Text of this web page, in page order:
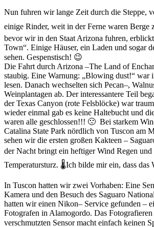
Nun fuhren wir lange Zeit durch die Steppe,
einige Rinder, weit in der Ferne waren
bevor wir in den Staat Arizona fuhren,
Town“. Einige Häuser, ein Laden und sogar
sehen. Gespenstisch! 😉
Die Fahrt durch Arizona –The Land of
staubig. Eine Warnung: „Blowing dust!“ war
lesen. Danach wechselten sich Pecan–,
Weinplantagen ab. Der interessantere Teil
der Texas Canyon (rote Felsblöcke) war
wieder einmal gab es keine Haltebucht und
waren alle geschlossen!!! 🙁 Bei starkem
Catalina State Park nördlich von Tuscon am
sehen wir die ersten großen Kakteen –
der Nacht bringt ein heftiger Wind Regen
Temperatursturz. 🌡Ich bilde mir ein, dass
In Tuscon hatten wir zwei Vorhaben: Eine
Kamera und den Besuch des Saguaro
hatten wir einen Nikon– Service gefunden –
Fotografen in Alamogordo. Das
verschmutzten Sensor macht einfach keinen